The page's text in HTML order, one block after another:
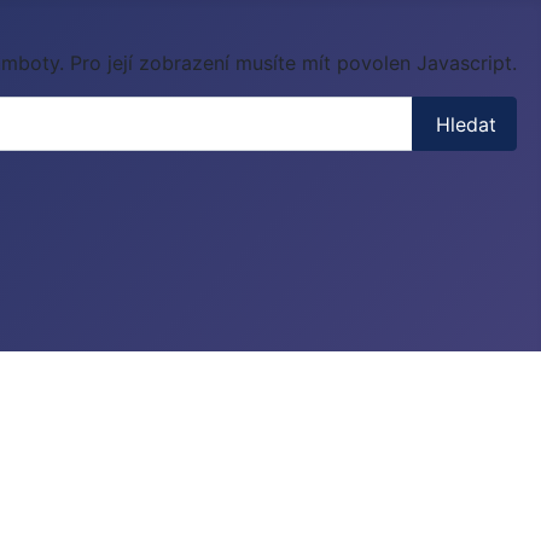
Pro její zobrazení musíte mít povolen Javascript.
Hledat